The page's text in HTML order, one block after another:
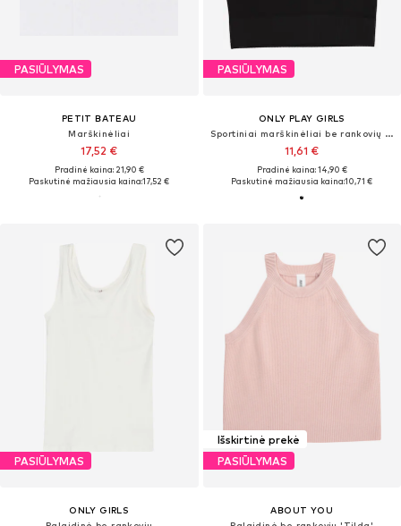
PASIŪLYMAS
PETIT BATEAU
Marškinėliai
17,52 €
Pradinė kaina: 21,90 €
Paskutinė mažiausia kaina:17,52 €
PASIŪLYMAS
ONLY PLAY GIRLS
Sportiniai marškinėliai be rankovių 'ONPJAIAS'
11,61 €
Pradinė kaina: 14,90 €
Paskutinė mažiausia kaina:10,71 €
PASIŪLYMAS
ONLY GIRLS
Išskirtinė prekė
PASIŪLYMAS
ABOUT YOU